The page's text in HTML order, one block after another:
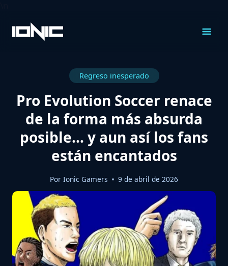
Contenido
Regreso inesperado
Pro Evolution Soccer renace
de la forma más absurda
posible… y aun así los fans
están encantados
Por Ionic Gamers 9 de abril de 2026